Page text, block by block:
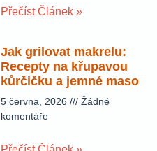
Přečíst Článek »
Jak grilovat makrelu:
Recepty na křupavou
kůrčičku a jemné maso
5 června, 2026
Žádné
komentáře